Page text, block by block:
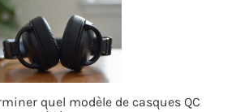
quel modèle de casques QC